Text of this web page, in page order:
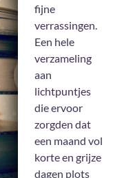
fijne
verrassingen.
Een hele
verzameling
aan
lichtpuntjes
die ervoor
zorgden dat
een maand vol
korte en grijze
dagen plots